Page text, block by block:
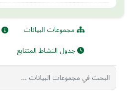
مجموعات البيانات
جدول النشاط المتتابع